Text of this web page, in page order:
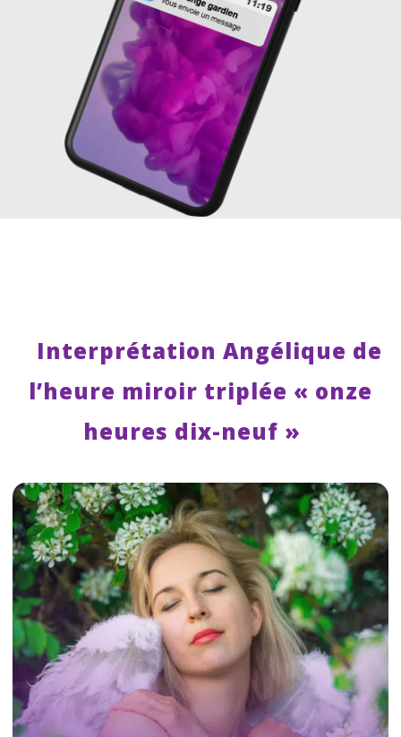
Interprétation Angélique de
l’heure miroir triplée « onze
heures dix-neuf »